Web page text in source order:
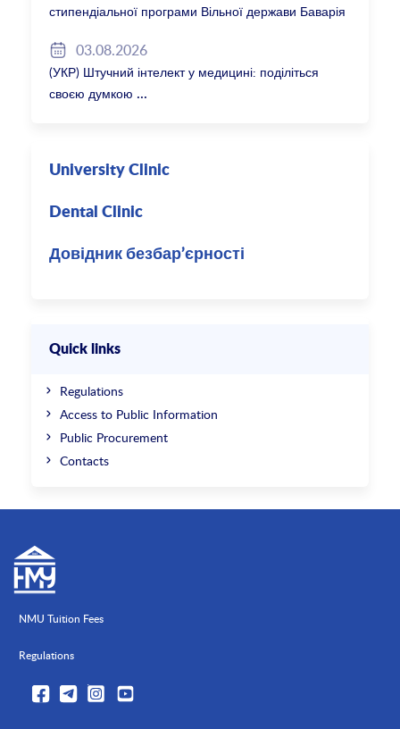
стипендіальної програми Вільної держави Баварія
03.08.2026
(УКР) Штучний інтелект у медицині: поділіться
своєю думкою
University Clinic
Dental Clinic
Довідник безбар’єрності
Quick links
Regulations
Access to Public Information
Public Procurement
Contacts
NMU Tuition Fees
Regulations